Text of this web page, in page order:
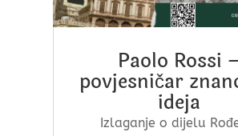
Paolo Rossi
povjesničar
ideja
Izlaganje o dijelu